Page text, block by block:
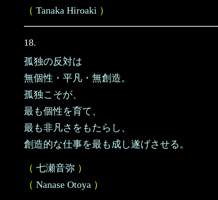
（ Tanaka Hiroaki ）
18.
孤独の反対は
無個性・平凡・無創造。
孤独こそが、
最も個性を育て、
最も非凡さをもたらし、
創造的な仕事を最も成し遂げさせる。
（ 七瀬音弥 ）
（ Nanase Otoya ）